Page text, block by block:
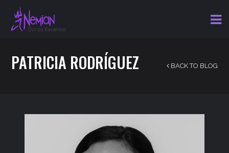
PATRICIA RODRÍGUEZ BACK TO BLOG